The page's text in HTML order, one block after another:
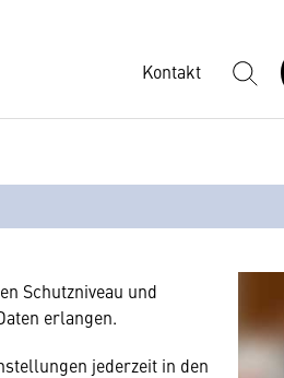
Kontakt
Schutzniveau und
erlangen.
jederzeit in den